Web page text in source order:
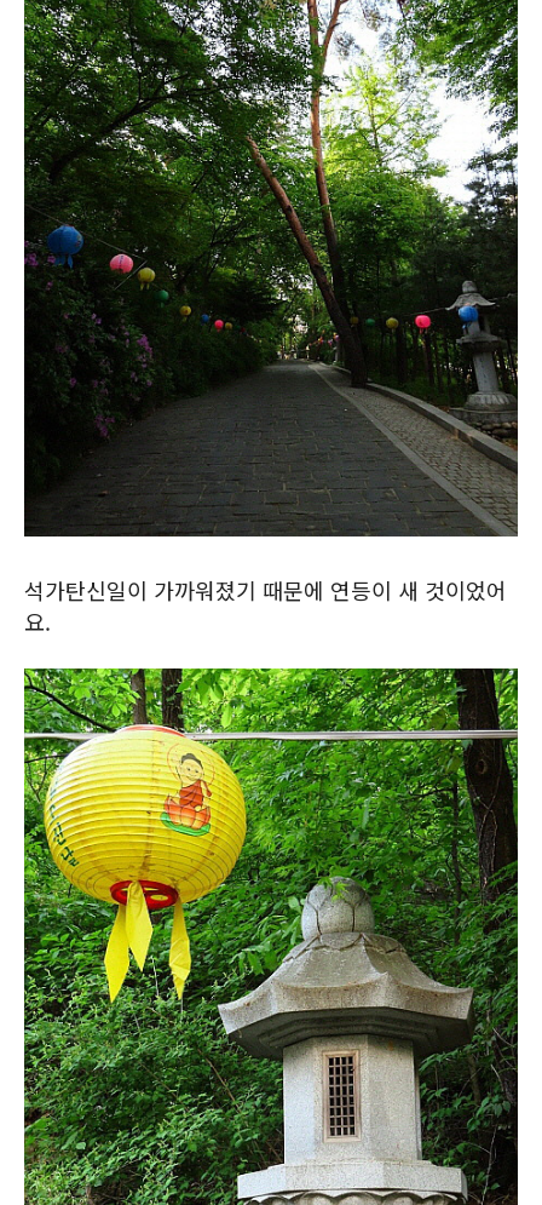
석가탄신일이 가까워졌기 때문에 연등이 새 것이었어
요.